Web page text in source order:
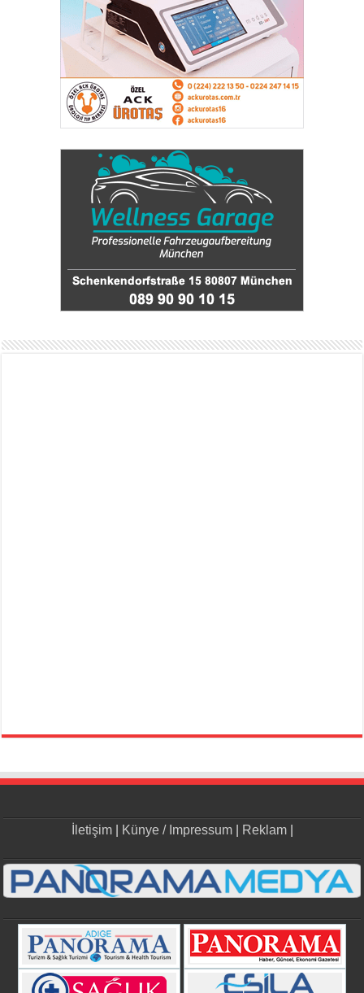
İletişim| Künye / Impressum| Reklam|